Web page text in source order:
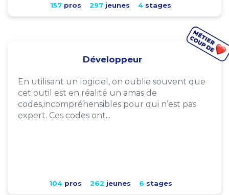
157pros 297jeunes 4stages
Développeur
En utilisant un logiciel, on oublie souvent que
cet outil est en réalité un amas de
codes,incompréhensibles pour qui n’est pas
expert. Ces codes ont...
104pros 262 jeunes 6 stages